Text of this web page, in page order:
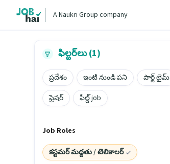
A Naukri Group company
ఫిల్టర్‌లు (1)
ప్రదేశం ఇంటి నుండి పని
పార్ట్ టైమ్
ఫ్రెషర్
ఫీల్డ్ job
Job Roles
కస్టమర్ మద్దతు / టెలికాలర్